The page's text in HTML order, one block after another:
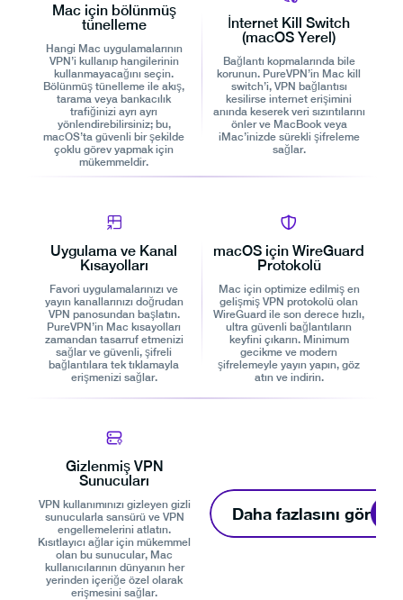
Mac için bölünmüş
tünelleme
Hangi Mac uygulamalarının
VPN’i kullanıp hangilerinin
kullanmayacağını seçin.
Bölünmüş tünelleme ile akış,
tarama veya bankacılık
trafiğinizi ayrı ayrı
yönlendirebilirsiniz; bu,
macOS’ta güvenli bir şekilde
çoklu görev yapmak için
mükemmeldir.
İnternet Kill Switch
(macOS Yerel)
Bağlantı kopmalarında bile
korunun. PureVPN’in Mac kill
switch’i, VPN bağlantısı
kesilirse internet erişimini
anında keserek veri sızıntılarını
önler ve MacBook veya
iMac’inizde sürekli şifreleme
sağlar.
Uygulama ve Kanal
Kısayolları
Favori uygulamalarınızı ve
yayın kanallarınızı doğrudan
VPN panosundan başlatın.
PureVPN’in Mac kısayolları
zamandan tasarruf etmenizi
sağlar ve güvenli, şifreli
bağlantılara tek tıklamayla
erişmenizi sağlar.
macOS için WireGuard
Protokolü
Mac için optimize edilmiş en
gelişmiş VPN protokolü olan
WireGuard ile son derece hızlı,
ultra güvenli bağlantıların
keyfini çıkarın. Minimum
gecikme ve modern
şifrelemeyle yayın yapın, göz
atın ve indirin.
Gizlenmiş VPN
Sunucuları
VPN kullanımınızı gizleyen gizli
sunucularla sansürü ve VPN
engellemelerini atlatın.
Kısıtlayıcı ağlar için mükemmel
olan bu sunucular, Mac
kullanıcılarının dünyanın her
yerinden içeriğe özel olarak
erişmesini sağlar.
Daha fazlasını gör